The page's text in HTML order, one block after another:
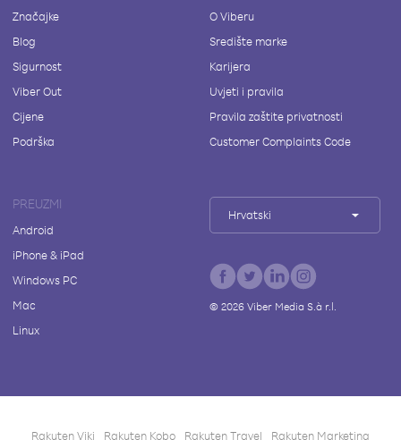
Značajke
Blog
Sigurnost
Viber Out
Cijene
Podrška
O Viberu
Središte marke
Karijera
Uvjeti i pravila
Pravila zaštite privatnosti
Customer Complaints Code
PREUZMI
Android
iPhone & iPad
Windows PC
Mac
Linux
Hrvatski
© 2026Viber Media S.à r.l.
Rakuten Viki Rakuten Kobo Rakuten Travel Rakuten Marketing